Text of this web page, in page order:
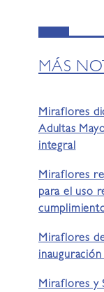
MÁS
Miraflores
Adultas
integral
Miraflores
para el uso
Miraflores
Miraflores y